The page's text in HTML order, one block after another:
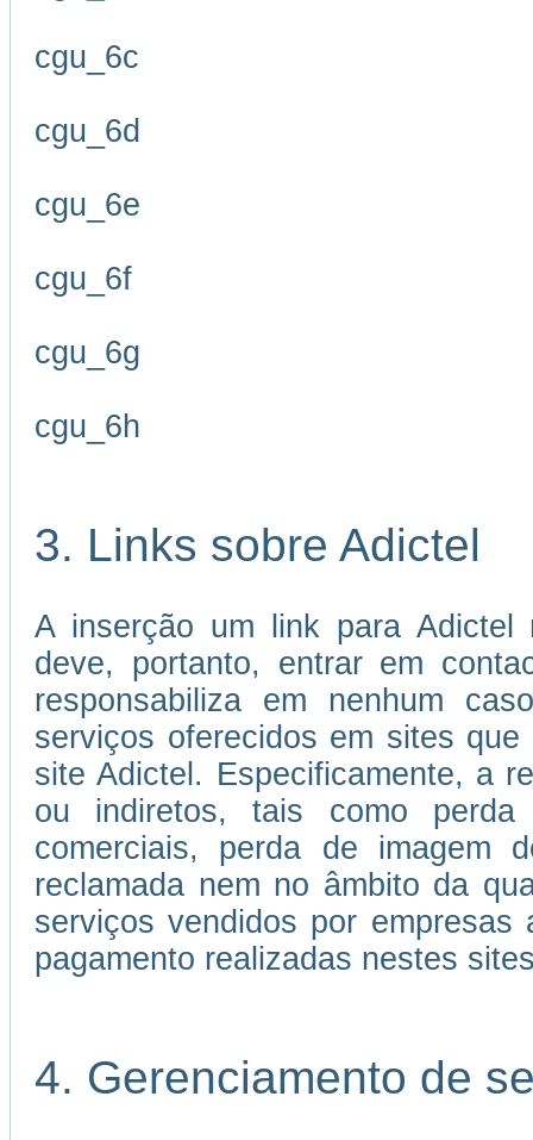
cgu_6c
cgu_6d
cgu_6e
cgu_6f
cgu_6g
cgu_6h
3. Links sobre Adictel
A inserção um link para Adictel
deve, portanto, entrar em
responsabiliza em nenhum
serviços oferecidos em sites
site Adictel. Especificamente, a
ou indiretos, tais como perda
comerciais, perda de imagem
reclamada nem no âmbito da
serviços vendidos por
pagamento realizadas nestes
4. Gerenciamento de